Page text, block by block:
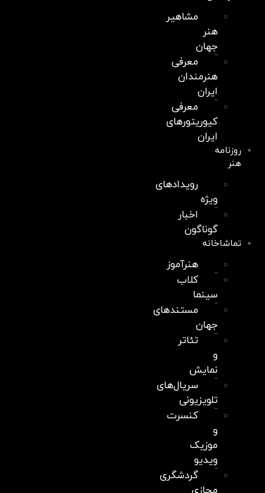
مشاهیر
هنر
جهان
معرفی
هنرمندان
ایران
معرفی
کیوریتورهای
ایران
روزنامه
هنر
رویدادهای
ویژه
اخبار
گوناگون
تماشاخانه
هنرآموز
کلاب
سینما
مستندهای
جهان
تئاتر
و
نمایش
سریال‌های
تلویزیونی
کنسرت
و
موزیک
ویدیو
گردشگری